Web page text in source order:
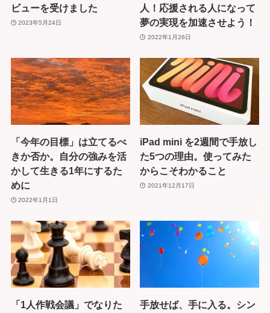
ビューを受けました
2023年5月24日
人！応援される人になって
夢の実現を加速させよう！
2022年1月26日
「今年の目標」は立てるべ
きか否か。自分の強みを活
かして生きる1年にするた
めに
2022年1月1日
iPad mini を2週間で手放し
た5つの理由。使ってみた
からこそわかること
2021年12月17日
「1人作戦会議」でなりた
手放せば、手に入る。シン